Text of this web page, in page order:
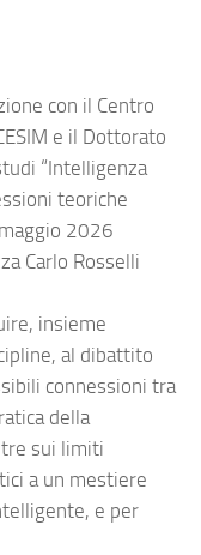
con il Centro
e il Dottorato
“Intelligenza
teoriche
2026
Carlo Rosselli
insieme
al dibattito
connessioni tra
della
sui limiti
a un mestiere
e per